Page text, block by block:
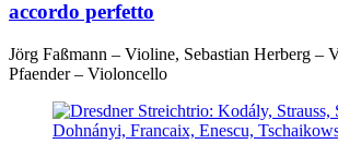
accordo perfetto
Jörg Faßmann – Violine, Sebastian Herberg –
Pfaender – Violoncello